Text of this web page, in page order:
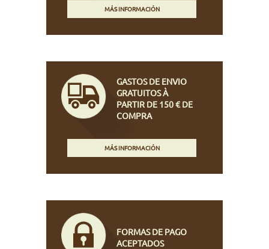
MÁS INFORMACIÓN
GASTOS DE ENVIO
GRATUITOS À
PARTIR DE 150 € DE
COMPRA
MÁS INFORMACIÓN
FORMAS DE PAGO
ACEPTADOS